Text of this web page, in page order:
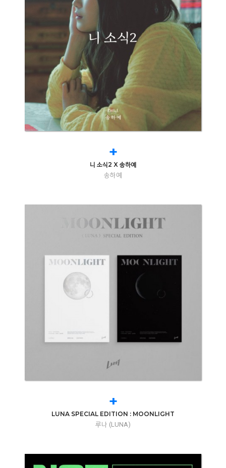
+
니 소식2 X 송하예
송하예
+
LUNA SPECIAL EDITION : MOONLIGHT
루나 (LUNA)